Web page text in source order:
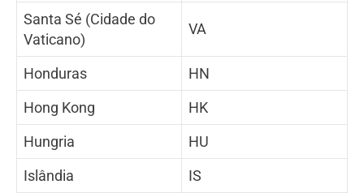
Santa Sé (Cidade do
Vaticano)
VA
Honduras
HN
Hong Kong
HK
Hungria
HU
Islândia
IS